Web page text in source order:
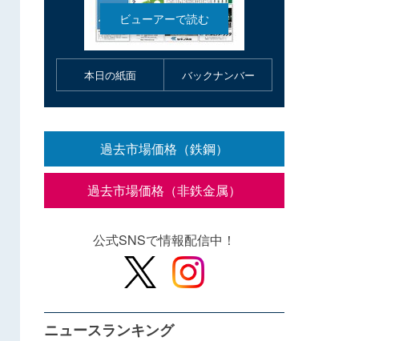
本日の紙面 バックナンバー
過去市場価格（鉄鋼）
過去市場価格（非鉄金属）
公式SNSで情報配信中！
ニュースランキング